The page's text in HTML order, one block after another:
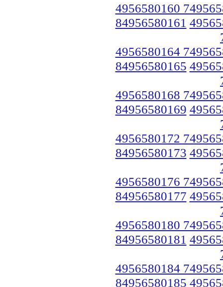
4956580160
84956580161
4956580164
84956580165
4956580168
84956580169
4956580172
84956580173
4956580176
84956580177
4956580180
84956580181
4956580184
84956580185